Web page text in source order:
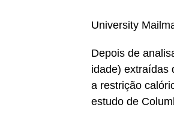
University
Depois de
idade) extraídas
a restrição
estudo de